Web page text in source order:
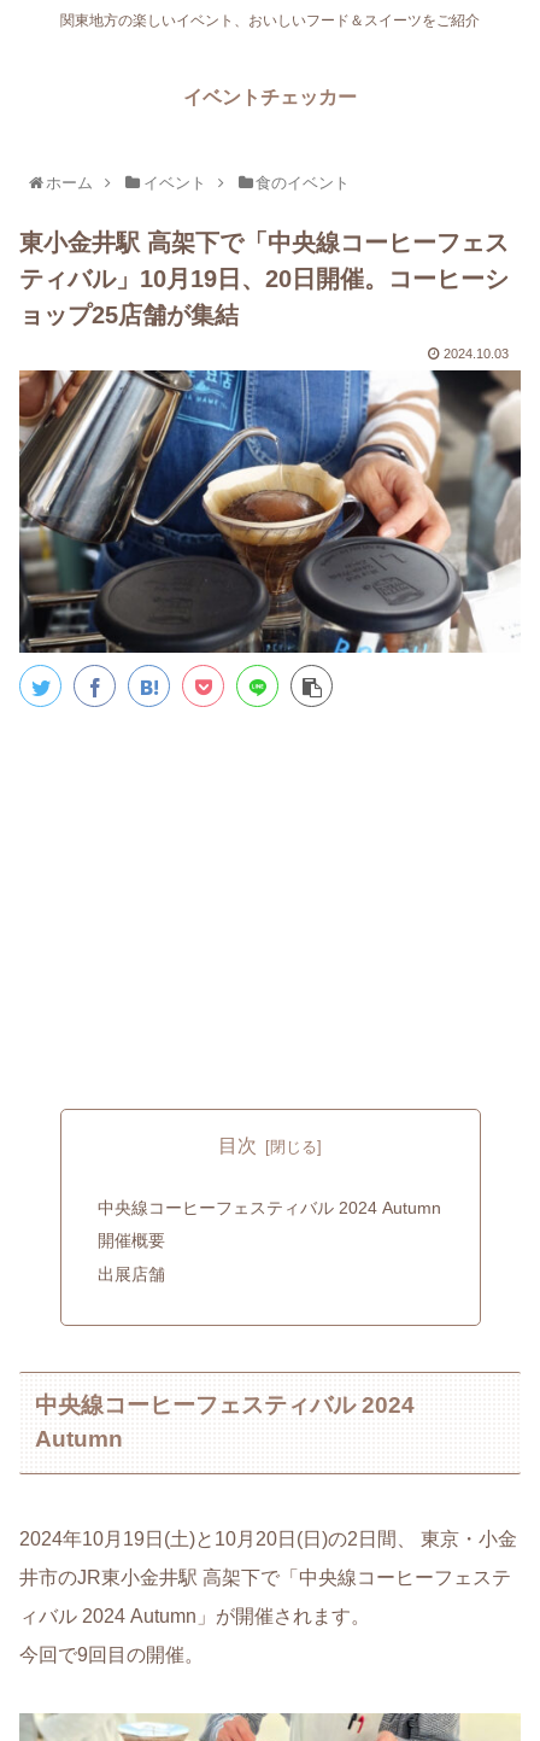
関東地方の楽しいイベント、おいしいフード＆スイーツをご紹介
イベントチェッカー
ホーム イベント 食のイベント
東小金井駅 高架下で「中央線コーヒーフェス
ティバル」10月19日、20日開催。コーヒーシ
ョップ25店舗が集結
2024.10.03
目次
中央線コーヒーフェスティバル 2024 Autumn
開催概要
出展店舗
中央線コーヒーフェスティバル 2024
Autumn
2024年10月19日(土)と10月20日(日)の2日間、 東京・小金
井市のJR東小金井駅 高架下で「中央線コーヒーフェステ
ィバル 2024 Autumn」が開催されます。
今回で9回目の開催。